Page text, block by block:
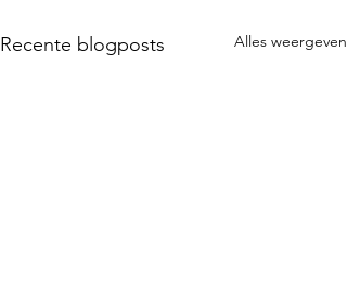
Recente blogposts Alles weergeven